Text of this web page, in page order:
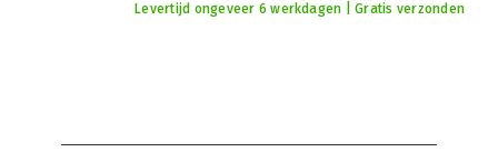
Levertijd ongeveer 6 werkdagen | Gratis verzonden